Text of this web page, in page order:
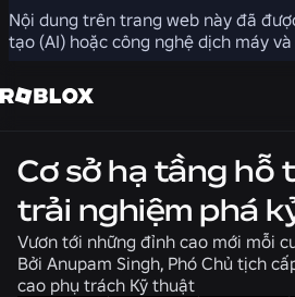
Nội dung trên trang web này đã
tạo (AI) hoặc công nghệ dịch máy
Chia sẻ
Kỹ thuật
Cơ sở hạ tầng hỗ
trải nghiệm phá
Vươn tới những đỉnh cao mới mỗi
Bởi Anupam Singh, Phó Chủ tịch
cao phụ trách Kỹ thuật